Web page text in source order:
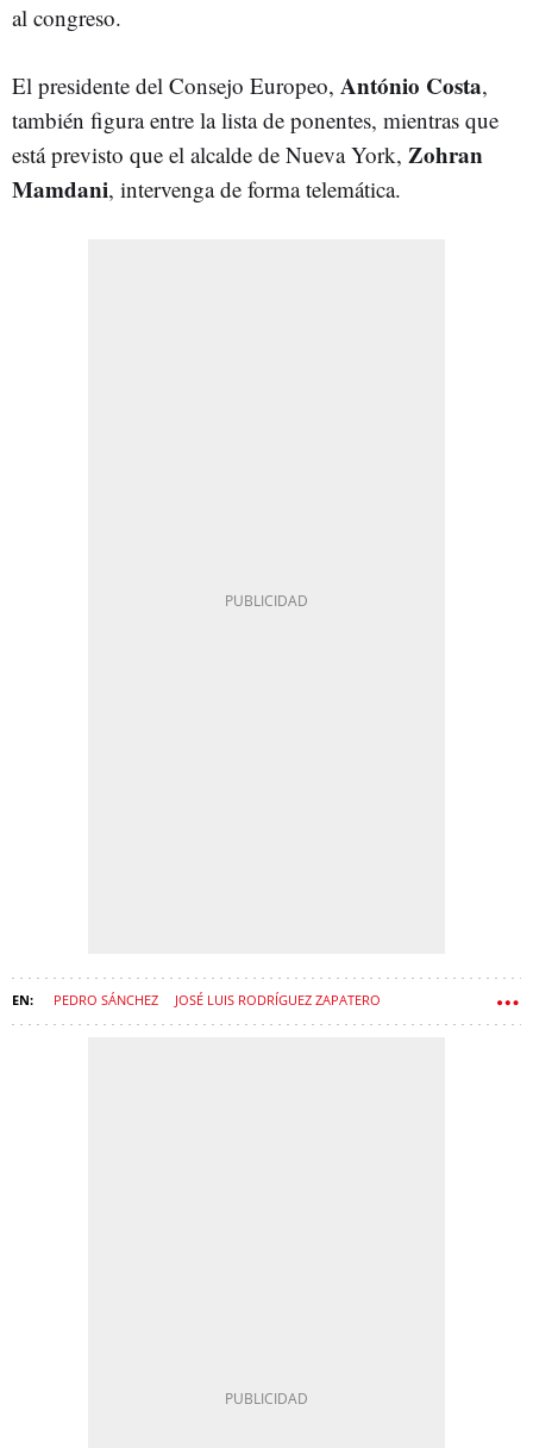
al congreso.
El presidente del Consejo Europeo, António Costa,
también figura entre la lista de ponentes, mientras que
está previsto que el alcalde de Nueva York, Zohran
Mamdani, intervenga de forma telemática.
PEDRO SÁNCHEZ JOSÉ LUIS RODRÍGUEZ ZAPATERO